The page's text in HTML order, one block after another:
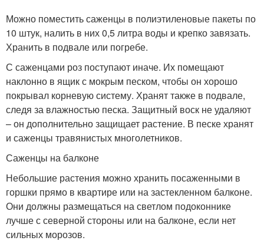
Можно поместить саженцы в полиэтиленовые пакеты по
10 штук, налить в них 0,5 литра воды и крепко завязать.
Хранить в подвале или погребе.
С саженцами роз поступают иначе. Их помещают
наклонно в ящик с мокрым песком, чтобы он хорошо
покрывал корневую систему. Хранят также в подвале,
следя за влажностью песка. Защитный воск не удаляют
– он дополнительно защищает растение. В песке хранят
и саженцы травянистых многолетников.
Саженцы на балконе
Небольшие растения можно хранить посаженными в
горшки прямо в квартире или на застекленном балконе.
Они должны размещаться на светлом подоконнике
лучше с северной стороны или на балконе, если нет
сильных морозов.